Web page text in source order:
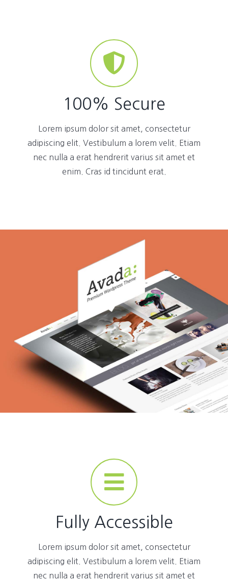
100% Secure
Lorem ipsum dolor sit amet, consectetur
adipiscing elit. Vestibulum a lorem velit. Etiam
nec nulla a erat hendrerit varius sit amet et
enim. Cras id tincidunt erat.
Fully Accessible
Lorem ipsum dolor sit amet, consectetur
adipiscing elit. Vestibulum a lorem velit. Etiam
nec nulla a erat hendrerit varius sit amet et